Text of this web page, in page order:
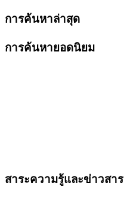
การค้นหาล่าสุด
การค้นหายอดนิยม
สาระความรู้และข่าวสาร